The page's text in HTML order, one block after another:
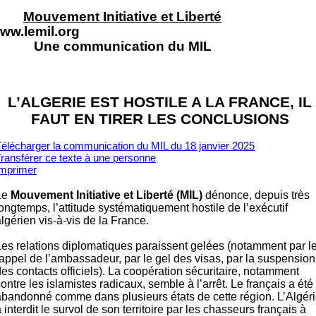
Mouvement Initiative et Liberté
Une communication du MIL
L’ALGERIE EST HOSTILE A LA FRANCE, IL
FAUT EN TIRER LES CONCLUSIONS
la communication du MIL du 18 janvier 2025
ce texte à une personne
Mouvement Initiative et Liberté (MIL) dénonce, depuis très
l’attitude systématiquement hostile de l’exécutif
vis-à-vis de la France.
relations diplomatiques paraissent gelées (notamment par
de l’ambassadeur, par le gel des visas, par la suspension
contacts officiels). La coopération sécuritaire, notamment
les islamistes radicaux, semble à l’arrêt. Le français a été
comme dans plusieurs états de cette région.
interdit le survol de son territoire par les chasseurs français à